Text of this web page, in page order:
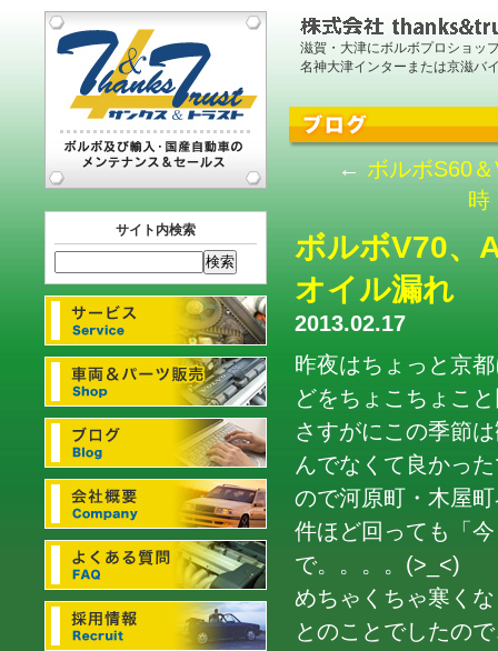
滋賀・大津にボルボプロショッ
名神大津インターまたは京滋バ
サイト内検索
← ボルボS60
時
ボルボV70、
オイル漏れ
2013.02.17
昨夜はちょっと京
どをちょこちょこ
さすがにこの季節
んでなくて良かっ
ので河原町・木屋
件ほど回っても「
で。。。。(>_<)
めちゃくちゃ寒く
とのことでしたの